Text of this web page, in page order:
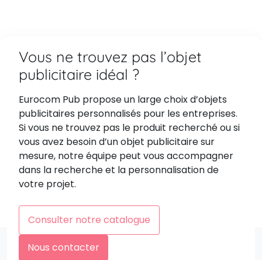
Vous ne trouvez pas l’objet
publicitaire idéal ?
Eurocom Pub propose un large choix d’objets
publicitaires personnalisés pour les entreprises.
Si vous ne trouvez pas le produit recherché ou si
vous avez besoin d’un objet publicitaire sur
mesure, notre équipe peut vous accompagner
dans la recherche et la personnalisation de
votre projet.
Consulter notre catalogue
Nous contacter